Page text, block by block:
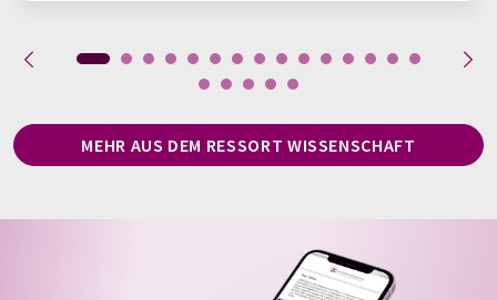
MEHR AUS DEM RESSORT WISSENSCHAFT